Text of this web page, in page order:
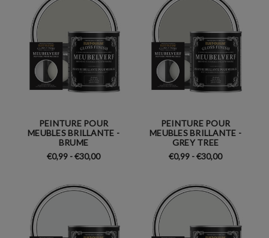
PEINTURE POUR
MEUBLES BRILLANTE -
BRUME
€0,99 - €30,00
PEINTURE POUR
MEUBLES BRILLANTE -
GREY TREE
€0,99 - €30,00